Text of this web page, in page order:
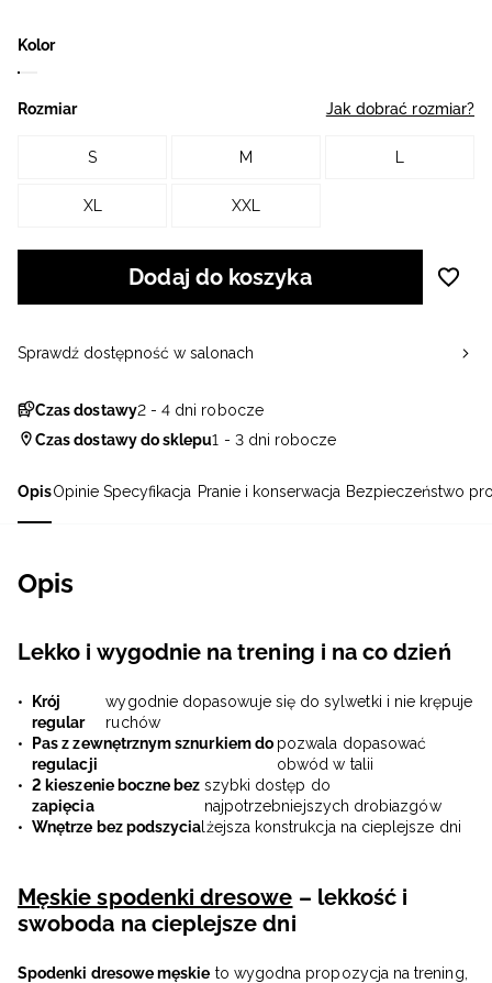
OpisOpinie Specyfikacja Pranie i konserwacja Bezpieczeństwo
Opis
Lekko i wygodnie na trening i na co dzień
Krój
regular
wygodnie dopasowuje się do sylwetki i nie krępuje
ruchów
Pas z zewnętrznym sznurkiem do
regulacji
pozwala dopasować
obwód w talii
2 kieszenie boczne bez
zapięcia
szybki dostęp do
najpotrzebniejszych drobiazgów
Wnętrze bez podszycialżejsza konstrukcja na cieplejsze dni
Męskie spodenki dresowe – lekkość i
swoboda na cieplejsze dni
Spodenki dresowe męskie to wygodna propozycja na trening,
Kolor
Rozmiar Jak dobrać rozmiar?
S M L
XL XXL
Dodaj do koszyka
Czas dostawy2 - 4 dni robocze
Czas dostawy do sklepu1 - 3 dni robocze
Sprawdź dostępność w salonach